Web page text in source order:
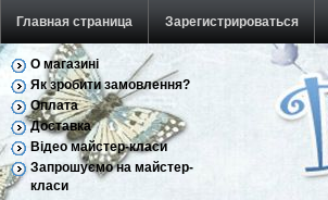
Главная страница Зарегистрироваться
Обратная связь
О магазині
Як зробити замовлення?
Оплата
Доставка
Відео майстер-класи
Запрошуємо на майстер-
класи